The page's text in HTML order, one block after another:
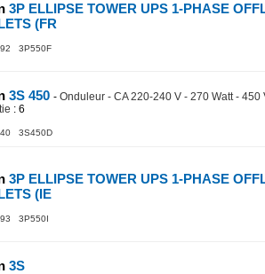
3P ELLIPSE TOWER UPS 1-PHASE
(FR
3P550F
3S 450 - Onduleur - CA 220-240 V - 270 Watt -
: 6
3S450D
3P ELLIPSE TOWER UPS 1-PHASE
(IE
3P550I
3S